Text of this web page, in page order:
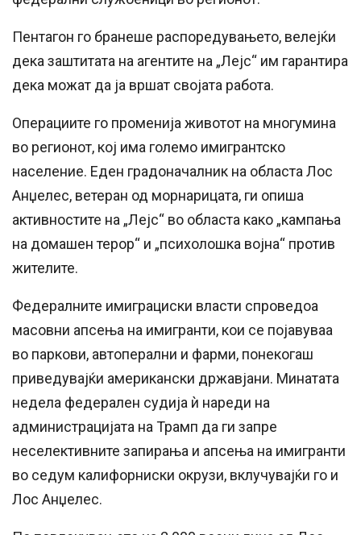
Пентагон го бранеше распоредувањето, велејќи
дека заштитата на агентите на „Лејс“ им гарантира
дека можат да ја вршат својата работа.
Операциите го променија животот на многумина
во регионот, кој има големо имигрантско
население. Еден градоначалник на областа Лос
Анџелес, ветеран од морнарицата, ги опиша
активностите на „Лејс“ во областа како „кампања
на домашен терор“ и „психолошка војна“ против
жителите.
Федералните имиграциски власти спроведоа
масовни апсења на имигранти, кои се појавуваа
во паркови, автоперални и фарми, понекогаш
приведувајќи американски државјани. Минатата
недела федерален судија ѝ нареди на
администрацијата на Трамп да ги запре
неселективните запирања и апсења на имигранти
во седум калифорниски окрузи, вклучувајќи го и
Лос Анџелес.